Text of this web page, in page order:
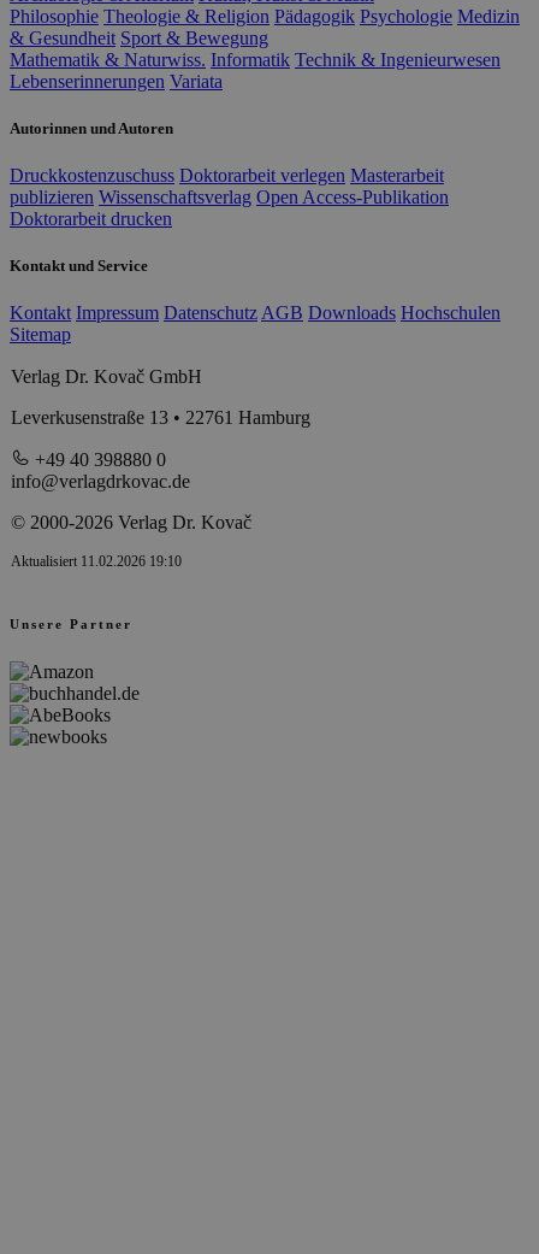
Philosophie Theologie & Religion Pädagogik Psychologie Medizin
& Gesundheit Sport & Bewegung
Mathematik & Naturwiss. Informatik Technik & Ingenieurwesen
Lebenserinnerungen Variata
Autorinnen und Autoren
Druckkostenzuschuss Doktorarbeit verlegen Masterarbeit
publizieren Wissenschaftsverlag Open Access-Publikation
Doktorarbeit drucken
Kontakt und Service
Kontakt Impressum Datenschutz AGB Downloads Hochschulen
Sitemap
Verlag Dr. Kovač GmbH
Leverkusenstraße 13 • 22761 Hamburg
+49 40 398880 0
info@verlagdrkovac.de
© 2000-2026 Verlag Dr. Kovač
Aktualisiert 11.02.2026 19:10
Unsere Partner